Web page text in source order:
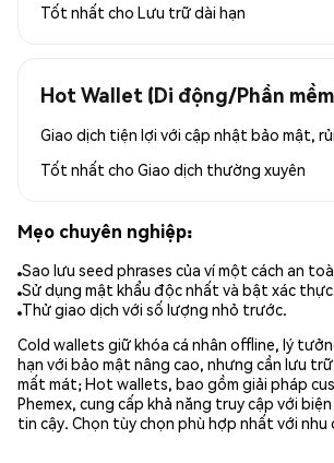
Tốt nhất cho Lưu trữ dài hạn
Hot Wallet (Di động/Phần
Giao dịch tiện lợi với cập nhật bảo mật,
Tốt nhất cho Giao dịch thường xuyên
Mẹo chuyên nghiệp:
Sao lưu seed phrases của ví một cách an
Sử dụng mật khẩu độc nhất và bật xác thực
Thử giao dịch với số lượng nhỏ trước.
Cold wallets giữ khóa cá nhân offline, lý
hạn với bảo mật nâng cao, nhưng cần lưu
mất mát; Hot wallets, bao gồm giải pháp
Phemex, cung cấp khả năng truy cập với
tin cậy. Chọn tùy chọn phù hợp nhất với nhu